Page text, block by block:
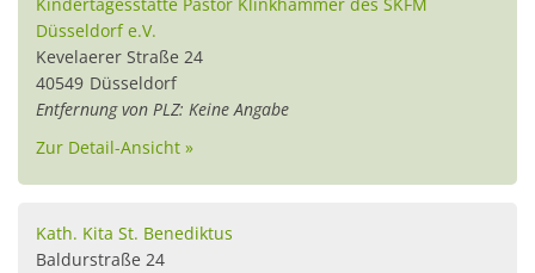
Düsseldorf e.V.
Kevelaerer Straße 24
40549 Düsseldorf
Entfernung von PLZ: Keine Angabe
Zur Detail-Ansicht »
Kath. Kita St. Benediktus
Baldurstraße 24